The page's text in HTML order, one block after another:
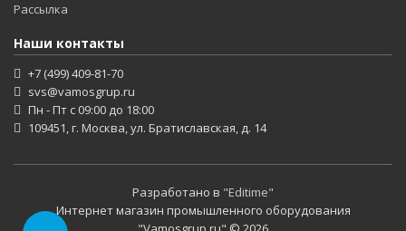
Рассылка
Наши контакты
+7 (499) 409-81-70
svs@vamosgrup.ru
Пн - Пт с 09:00 до 18:00
109451, г. Москва, ул. Братиславская, д. 14
Разработано в "Editime"
Интернет магазин промышленного оборудования